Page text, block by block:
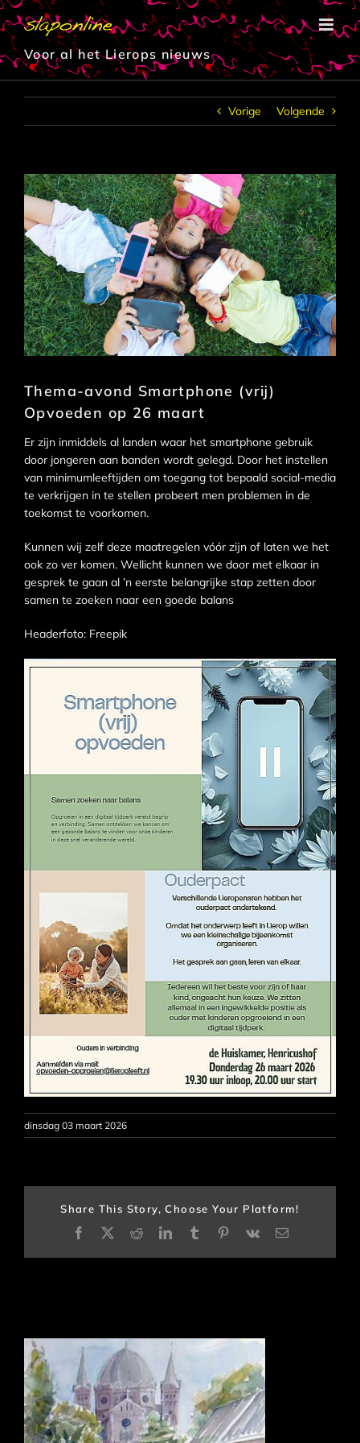
Ga
naar
inhoud
Voor al het Lierops nieuws
Vorige Volgende
Thema-avond Smartphone (vrij)
Opvoeden op 26 maart
Er zijn inmiddels al landen waar het smartphone gebruik
door jongeren aan banden wordt gelegd. Door het instellen
van minimumleeftijden om toegang tot bepaald social-media
te verkrijgen in te stellen probeert men problemen in de
toekomst te voorkomen.
Kunnen wij zelf deze maatregelen vóór zijn of laten we het
ook zo ver komen. Wellicht kunnen we door met elkaar in
gesprek te gaan al ’n eerste belangrijke stap zetten door
samen te zoeken naar een goede balans
Headerfoto: Freepik
dinsdag 03 maart 2026
Share This Story, Choose Your Platform!
Facebook
X RedditLinkedInTumblrPinterest
Vk
E-